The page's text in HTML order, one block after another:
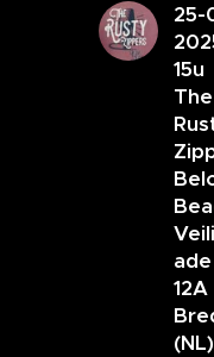
25-
15u
The
ade
12A
(NL)